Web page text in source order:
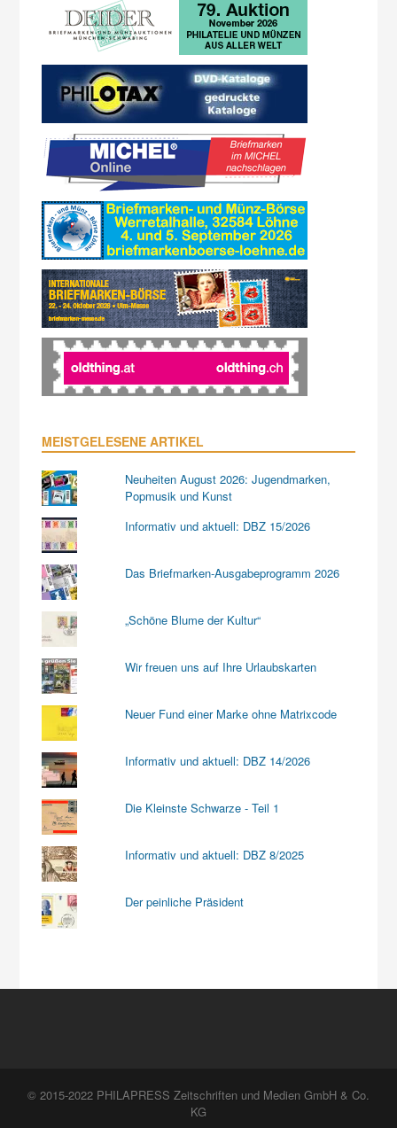
MEISTGELESENE ARTIKEL
Neuheiten August 2026: Jugendmarken,
Popmusik und Kunst
Informativ und aktuell: DBZ 15/2026
Das Briefmarken-Ausgabeprogramm 2026
„Schöne Blume der Kultur“
Wir freuen uns auf Ihre Urlaubskarten
Neuer Fund einer Marke ohne Matrixcode
Informativ und aktuell: DBZ 14/2026
Die Kleinste Schwarze - Teil 1
Informativ und aktuell: DBZ 8/2025
Der peinliche Präsident
© 2015-2022 PHILAPRESS Zeitschriften und Medien GmbH & Co.
KG